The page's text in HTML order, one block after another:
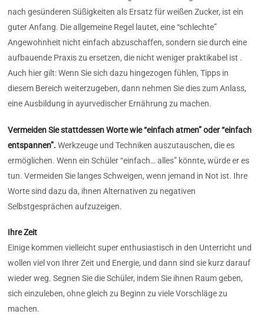
nach gesünderen Süßigkeiten als Ersatz für weißen Zucker, ist ein
guter Anfang. Die allgemeine Regel lautet, eine “schlechte”
Angewohnheit nicht einfach abzuschaffen, sondern sie durch eine
aufbauende Praxis zu ersetzen, die nicht weniger praktikabel ist .
Auch hier gilt: Wenn Sie sich dazu hingezogen fühlen, Tipps in
diesem Bereich weiterzugeben, dann nehmen Sie dies zum Anlass,
eine Ausbildung in ayurvedischer Ernährung zu machen.
Vermeiden Sie stattdessen Worte wie “einfach atmen” oder “einfach
entspannen”.Werkzeuge und Techniken auszutauschen, die es
ermöglichen. Wenn ein Schüler “einfach… alles” könnte, würde er es
tun. Vermeiden Sie langes Schweigen, wenn jemand in Not ist. Ihre
Worte sind dazu da, ihnen Alternativen zu negativen
Selbstgesprächen aufzuzeigen.
Ihre Zeit
Einige kommen vielleicht super enthusiastisch in den Unterricht und
wollen viel von Ihrer Zeit und Energie, und dann sind sie kurz darauf
wieder weg. Segnen Sie die Schüler, indem Sie ihnen Raum geben,
sich einzuleben, ohne gleich zu Beginn zu viele Vorschläge zu
machen.